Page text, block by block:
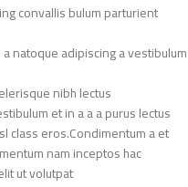
convallis bulum parturient
natoque adipiscing a vestibulum
nibh lectus.
et in a a a purus lectus
class eros.Condimentum a et
nam inceptos hac
ut volutpat.